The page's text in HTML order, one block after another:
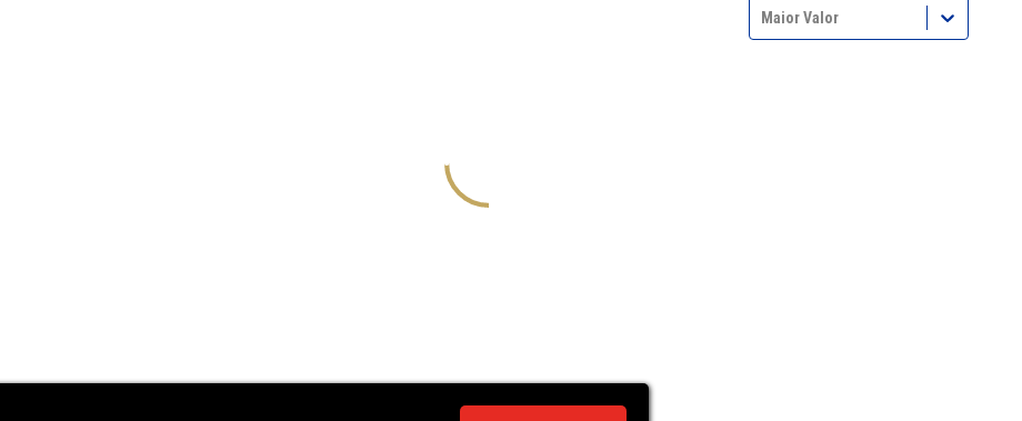
Maior Valor